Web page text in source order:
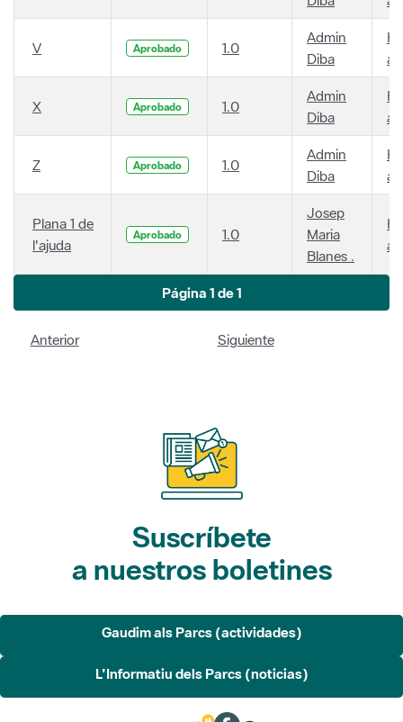
V Aprobado 1.0
Admin
Diba
X Aprobado 1.0
Admin
Diba
Z Aprobado 1.0
Admin
Diba
Plana 1 de
l'ajuda
Aprobado 1.0
Josep
Maria
Blanes .
Página 1 de 1
Anterior Siguiente
Suscríbete
a nuestros boletines
Gaudim als Parcs (actividades)
L'Informatiu dels Parcs (noticias)